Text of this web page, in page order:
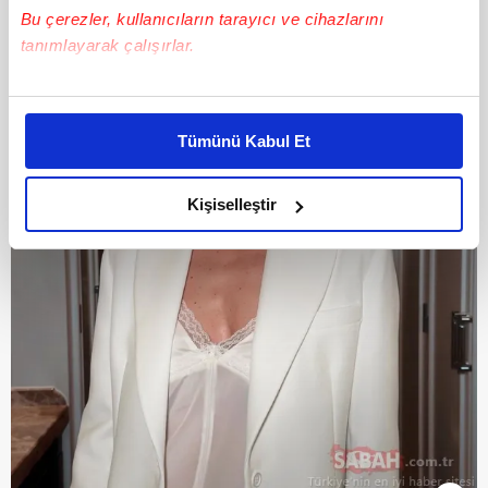
Bu çerezler, kullanıcıların tarayıcı ve cihazlarını
tanımlayarak çalışırlar.
Bu çerezlere izin vermeniz halinde sizlere özel
daha iyi reklam deneyimi yaşatabiliriz. Bunu yaparken
amacımızın size daha iyi bir reklam deneyimi sunmak
olduğunu ve sizlere en iyi içerikleri sunabilmek adına
elimizden gelen çabayı gösterdiğimizi ve bu noktada,
reklamların maliyetlerimizi karşılamak noktasında tek gelir
kalemimiz olduğunu sizlere hatırlatmak isteriz.
Her halükârda, kullanıcılar, bu çerezlere izin vermedikleri
takdirde, kullanıcılara hedefli reklamlar
gösterilmeyecektir."
Sizlere daha iyi bir hizmet sunabilmek için İnternet
Sitemizde kendimize ve üçüncü kişilere ait çerezler
Tümünü Kabul Et
Kişiselleştir